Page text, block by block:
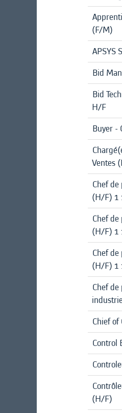
(F/M)
APSYS
Bid
Bid
H/F
Buyer -
Ventes
Chef
(H/F) 1
Chef
(H/F) 1
Chef
(H/F) 1
Chef
Chief
Control
(H/F)